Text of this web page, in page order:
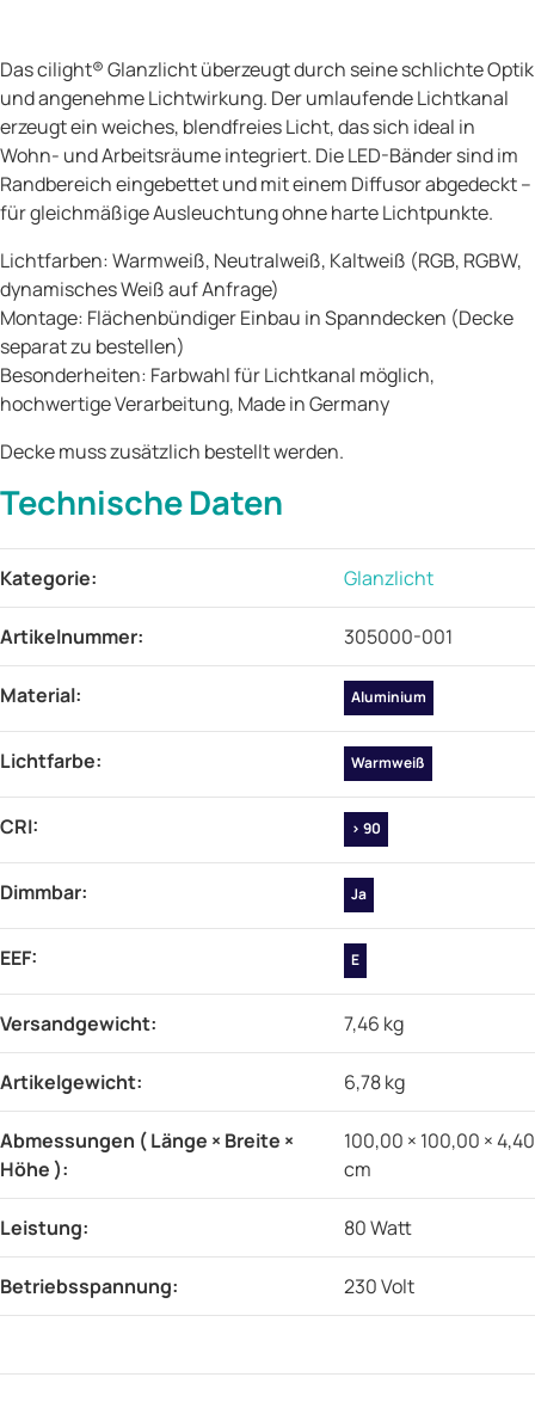
Das cilight® Glanzlicht überzeugt durch seine schlichte Optik
und angenehme Lichtwirkung. Der umlaufende Lichtkanal
erzeugt ein weiches, blendfreies Licht, das sich ideal in
Wohn- und Arbeitsräume integriert. Die LED-Bänder sind im
Randbereich eingebettet und mit einem Diffusor abgedeckt –
für gleichmäßige Ausleuchtung ohne harte Lichtpunkte.
Lichtfarben: Warmweiß, Neutralweiß, Kaltweiß (RGB, RGBW,
dynamisches Weiß auf Anfrage)
Montage: Flächenbündiger Einbau in Spanndecken (Decke
separat zu bestellen)
Besonderheiten: Farbwahl für Lichtkanal möglich,
hochwertige Verarbeitung, Made in Germany
Decke muss zusätzlich bestellt werden.
Technische Daten
Produkteigenschaft
Wert
Kategorie: Glanzlicht
Artikelnummer: 305000-001
Material‍: Aluminium
Lichtfarbe‍: Warmweiß
CRI‍: > 90
Dimmbar‍: Ja
EEF‍: E
Versandgewicht‍: 7,46 kg
Artikelgewicht‍: 6,78kg
Abmessungen ( Länge × Breite ×
Höhe )‍:
100,00 × 100,00 × 4,40
cm
Leistung‍: 80 Watt
Betriebsspannung‍: 230 Volt